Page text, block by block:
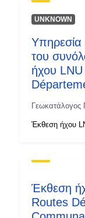
UNKNOWN
του
ήχου
Γεωκατάλογος
Έκθεση ήχου
Έκθεση
Routes